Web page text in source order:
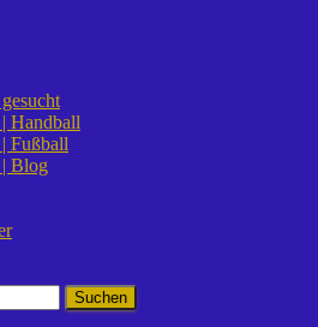
Handball
Fußball
| Blog